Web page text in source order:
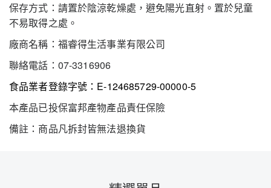
保存方式：請置於陰涼乾燥處，避免陽光直射。置於兒童
不易取得之處。
廠商名稱：福睿得生活事業有限公司
聯絡電話：07-3316906
食品業者登錄字號：E-124685729-00000-5
本產品已投保富邦產物產品責任保險
備註：商品凡拆封皆無法退換貨